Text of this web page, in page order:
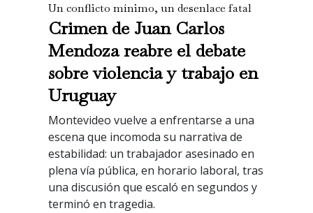
Un conflicto mínimo, un desenlace fatal
Crimen de Juan Carlos
Mendoza reabre el debate
sobre violencia y trabajo en
Uruguay
Montevideo vuelve a enfrentarse a una
escena que incomoda su narrativa de
estabilidad: un trabajador asesinado en
plena vía pública, en horario laboral, tras
una discusión que escaló en segundos y
terminó en tragedia.